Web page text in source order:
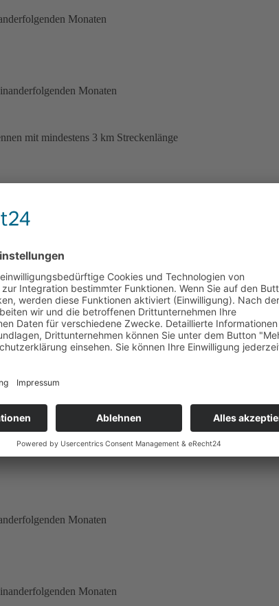
Monaten
Monaten
mit mindestens 3 km Streckenlänge
bei 8-10 Wertungsläufen die besten 6 und bei mehr als 10
und dann der dritten Plätze
(Formel 3)
Monaten
Monaten